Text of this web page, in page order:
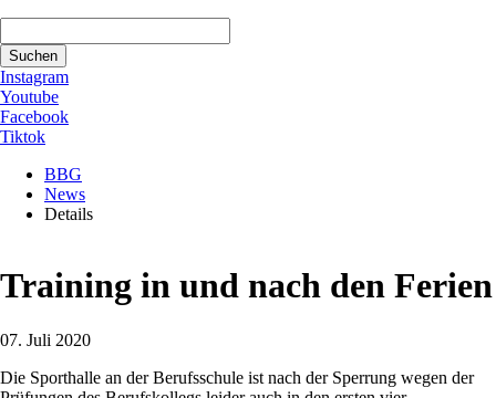
Suchen
Instagram
Youtube
Facebook
Tiktok
BBG
News
Details
Training in und nach den Ferien
07. Juli 2020
Die Sporthalle an der Berufsschule ist nach der Sperrung wegen der